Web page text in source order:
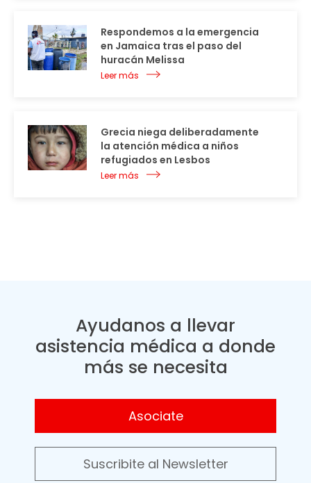
Respondemos a la emergencia
en Jamaica tras el paso del
huracán Melissa
Leer más
Grecia niega deliberadamente
la atención médica a niños
refugiados en Lesbos
Leer más
Ayudanos a llevar
asistencia médica a donde
más se necesita
Asociate
Suscribite al Newsletter